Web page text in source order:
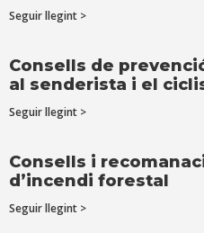
Seguir llegint >
Consells de
al senderista i el
Seguir llegint >
Consells i
d’incendi forestal
Seguir llegint >